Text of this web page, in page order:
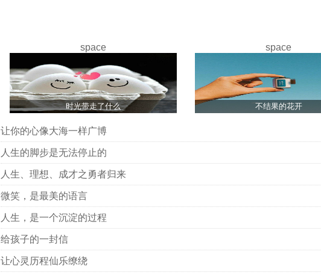
space
时光带走了什么
space
不结果的花开
让你的心像大海一样广博
人生的脚步是无法停止的
人生、理想、成才之勇者归来
微笑，是最美的语言
人生，是一个沉淀的过程
给孩子的一封信
让心灵历程仙乐缭绕